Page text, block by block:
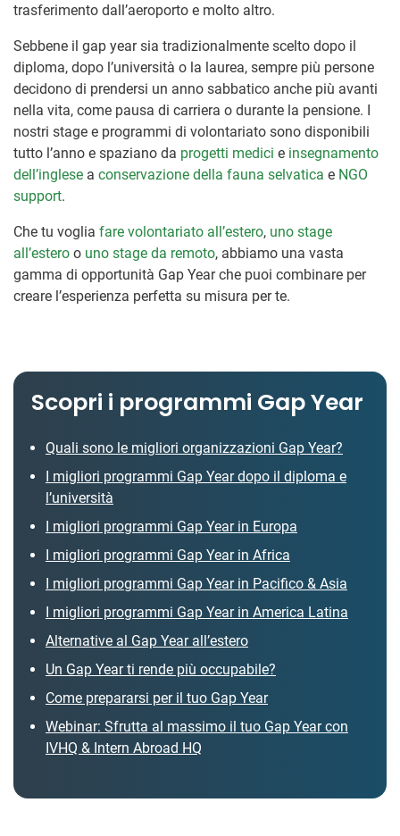
trasferimento dall’aeroporto e molto altro.
Sebbene il gap year sia tradizionalmente scelto dopo il
diploma, dopo l’università o la laurea, sempre più persone
decidono di prendersi un anno sabbatico anche più avanti
nella vita, come pausa di carriera o durante la pensione. I
nostri stage e programmi di volontariato sono disponibili
tutto l’anno e spaziano da progetti medici e insegnamento
dell’inglese a conservazione della fauna selvatica e NGO
support.
Che tu voglia fare volontariato all’estero, uno stage
all’estero o uno stage da remoto, abbiamo una vasta
gamma di opportunità Gap Year che puoi combinare per
creare l’esperienza perfetta su misura per te.
Scopri i programmi Gap Year
Quali sono le migliori organizzazioni Gap Year?
I migliori programmi Gap Year dopo il diploma e
l’università
I migliori programmi Gap Year in Europa
I migliori programmi Gap Year in Africa
I migliori programmi Gap Year in Pacifico & Asia
I migliori programmi Gap Year in America Latina
Alternative al Gap Year all’estero
Un Gap Year ti rende più occupabile?
Come prepararsi per il tuo Gap Year
Webinar: Sfrutta al massimo il tuo Gap Year con
IVHQ & Intern Abroad HQ